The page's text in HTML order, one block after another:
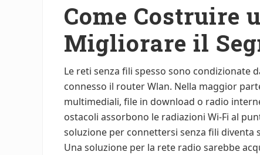
Come Costruire
Migliorare il
Le reti senza fili spesso sono condizionate
connesso il router Wlan. Nella maggior
multimediali, file in down­load o radio
ostacoli assorbono le radiazioni Wi-Fi al
soluzione per connettersi senza fili
Una soluzione per la rete radio sarebbe